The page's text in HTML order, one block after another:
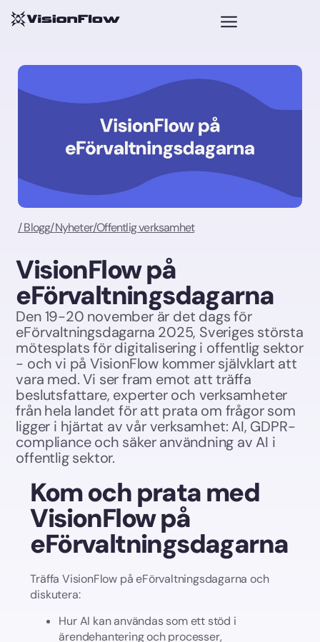
/Blogg/Nyheter/Offentlig verksamhet
VisionFlow på
eFörvaltningsdagarna
Den 19-20 november är det dags för
eFörvaltningsdagarna 2025, Sveriges största
mötesplats för digitalisering i offentlig sektor
- och vi på VisionFlow kommer självklart att
vara med. Vi ser fram emot att träffa
beslutsfattare, experter och verksamheter
från hela landet för att prata om frågor som
ligger i hjärtat av vår verksamhet: AI, GDPR-
compliance och säker användning av AI i
offentlig sektor.
Kom och prata med
VisionFlow på
eFörvaltningsdagarna
Träffa VisionFlow på eFörvaltningsdagarna och
diskutera:
Hur AI kan användas som ett stöd i
ärendehantering och processer,